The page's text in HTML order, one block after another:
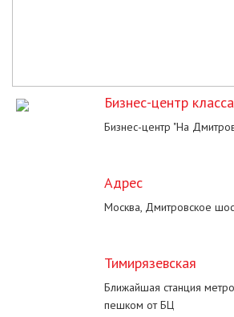
Бизнес-центр
Бизнес-центр "На
Адрес
Москва, Дмитровское
Тимирязевская
Ближайшая станция
пешком от БЦ